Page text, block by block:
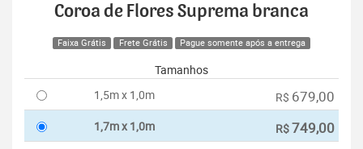
Coroa de Flores Suprema branca
Faixa Grátis Frete Grátis Pague somente após a entrega
Tamanhos
1,5m x 1,0m
R$ 679,00
1,7m x 1,0m R$749,00